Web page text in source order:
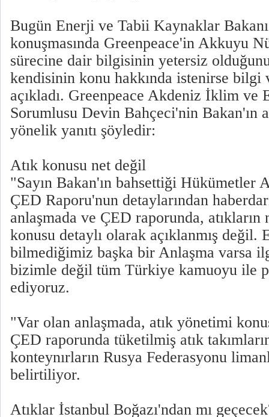
Bugün Enerji ve Tabii Kaynaklar Bakanı
konuşmasında Greenpeace'in Akkuyu
sürecine dair bilgisinin yetersiz
kendisinin konu hakkında istenirse bilgi
açıkladı. Greenpeace Akdeniz İklim ve
Sorumlusu Devin Bahçeci'nin Bakan'ın
yönelik yanıtı şöyledir:
Atık konusu net değil
"Sayın Bakan'ın bahsettiği Hükümetler
ÇED Raporu'nun detaylarından
anlaşmada ve ÇED raporunda, atıkların
konusu detaylı olarak açıklanmış değil.
bilmediğimiz başka bir Anlaşma varsa
bizimle değil tüm Türkiye kamuoyu ile
ediyoruz.
"Var olan anlaşmada, atık yönetimi
ÇED raporunda tüketilmiş atık
konteynırların Rusya Federasyonu
belirtiliyor.
Atıklar İstanbul Boğazı'ndan mı